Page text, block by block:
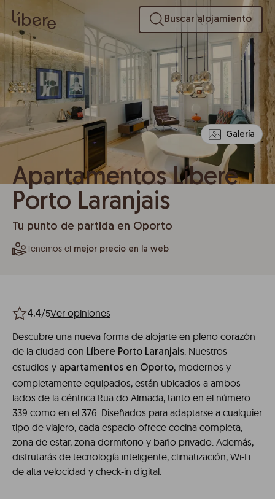
Buscar alojamiento
Galería
Apartamentos Líbere
Porto Laranjais
Tu punto de partida en Oporto
Tenemos el mejor precio en la web
4.4/5Ver opiniones
Descubre una nueva forma de alojarte en pleno corazón
de la ciudad con Líbere Porto Laranjais. Nuestros
estudios y apartamentos en Oporto, modernos y
completamente equipados, están ubicados a ambos
lados de la céntrica Rua do Almada, tanto en el número
339 como en el 376. Diseñados para adaptarse a cualquier
tipo de viajero, cada espacio ofrece cocina completa,
zona de estar, zona dormitorio y baño privado. Además,
disfrutarás de tecnología inteligente, climatización, Wi-Fi
de alta velocidad y check-in digital.